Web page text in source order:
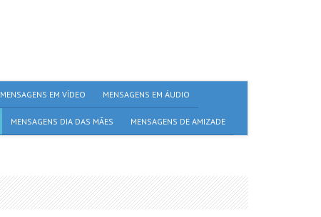
MENSAGENS EM VÍDEO MENSAGENS EM ÁUDIO
MENSAGENS DIA DAS MÃES MENSAGENS DE AMIZADE